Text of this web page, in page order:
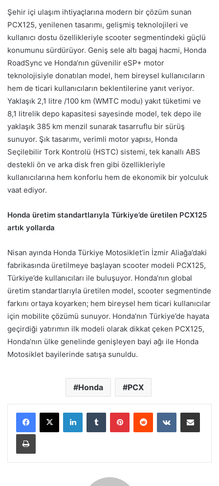
Şehir içi ulaşım ihtiyaçlarına modern bir çözüm sunan
PCX125, yenilenen tasarımı, gelişmiş teknolojileri ve
kullanıcı dostu özellikleriyle scooter segmentindeki güçlü
konumunu sürdürüyor. Geniş sele altı bagaj hacmi, Honda
RoadSync ve Honda’nın güvenilir eSP+ motor
teknolojisiyle donatılan model, hem bireysel kullanıcıların
hem de ticari kullanıcıların beklentilerine yanıt veriyor.
Yaklaşık 2,1 litre /100 km (WMTC modu) yakıt tüketimi ve
8,1 litrelik depo kapasitesi sayesinde model, tek depo ile
yaklaşık 385 km menzil sunarak tasarruflu bir sürüş
sunuyor. Şık tasarımı, verimli motor yapısı, Honda
Seçilebilir Tork Kontrolü (HSTC) sistemi, tek kanallı ABS
destekli ön ve arka disk fren gibi özellikleriyle
kullanıcılarına hem konforlu hem de ekonomik bir yolculuk
vaat ediyor.
Honda üretim standartlarıyla Türkiye’de üretilen PCX125
artık yollarda
Nisan ayında Honda Türkiye Motosiklet’in İzmir Aliağa’daki
fabrikasında üretilmeye başlayan scooter modeli PCX125,
Türkiye’de kullanıcıları ile buluşuyor. Honda’nın global
üretim standartlarıyla üretilen model, scooter segmentinde
farkını ortaya koyarken; hem bireysel hem ticari kullanıcılar
için mobilite çözümü sunuyor. Honda’nın Türkiye’de hayata
geçirdiği yatırımın ilk modeli olarak dikkat çeken PCX125,
Honda’nın ülke genelinde genişleyen bayi ağı ile Honda
Motosiklet bayilerinde satışa sunuldu.
Honda PCX
LinkedInTumblr PinterestReddit VKontakteE-Posta ile paylaş
Yazdır